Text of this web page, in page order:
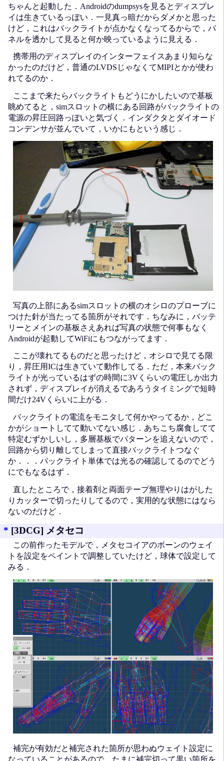
ちゃんと起動した．Androidのdumpsysを見るとディスプレ
イは生きているっぽい．一見真っ暗だからダメかと思った
けど，これはバックライトが点かなくなってるからで，パ
ネルを透かして見ると何か映っているように見える．
携帯用のディスプレイのインターフェイスあまり知らな
かったのだけど，普通のLVDSじゃなくてMIPIとかが使わ
れてるのか．
ここまで来たらバックライトもどうにかしたいので基板
眺めてると，simスロットの横にある回路がバックライトの
電源の昇圧回路っぽいと気づく．インダクタとダイオード
コンデンサが並んでいて，いかにもという感じ．
写真の上部にあるsimスロットの横のオシロのプローブに
つけた針が当たってる箇所がそれです．ちなみに，バッテ
リーとメインの基板さえあれば写真の状態で何事もなく
Androidが起動してWiFiにもつながってます．
ここが壊れてるものだと思ったけど，オシロで見てる限
り，昇圧用ICは生きていて動作してる．ただ，本来バック
ライトが光っているはずの時間に3Vくらいの電圧しか出力
されず，ディスプレイが消えるであろうタイミングで短時
間だけ24Vくらいに上がる．
バックライトの電流をモニタして何かやってるか，どこ
かがショートしてて動いてない感じ．あちこち腐食してて
特定むずかしいし，多層基板でパターンを追えないので，
回路から切り離してしまって直接バックライトつなぐ
か．．．バックライト単体では光るの確認してるのでどう
にでもなるはず．
直したところで，接着剤と両面テープ無理やりはがした
りカッターで切ったりしてるので，実用的な状態にはなら
ないのだけど．
* [3DCG] メタセコ
この前作ったモデルで，メタセコイアのボーンのウェイ
トを設定をペイントで調整していたけど，球体で設定して
みる．
補完が有効だと補完された箇所が思わぬウェイト設定に
なっていることがあるので，たまに補完切って黒い箇所を